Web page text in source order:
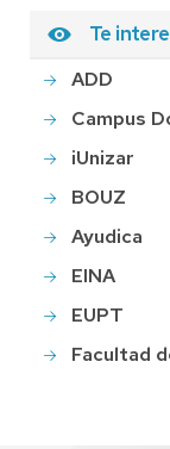
Te
ADD
Campus
iUnizar
BOUZ
Ayudica
EINA
EUPT
Facultad